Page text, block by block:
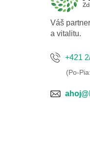
Váš
a vitalitu.
+421